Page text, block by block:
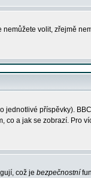
volit, zřejmě
jednotlivé příspěvky).
co a jak se zobrazí. Pro
což je bezpečnostní